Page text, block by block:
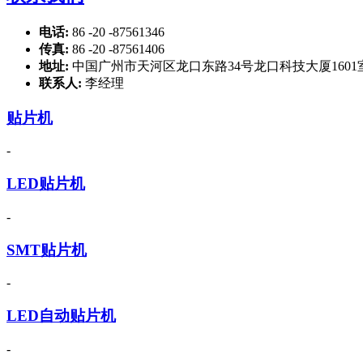
电话: 86 -20 -87561346
传真: 86 -20 -87561406
地址: 中国广州市天河区龙口东路34号龙口科技大厦1601
联系人: 李经理
贴片机
-
LED贴片机
-
SMT贴片机
-
LED自动贴片机
-